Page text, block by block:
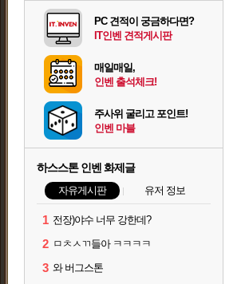
PC 견적이 궁금하다면?
IT인벤 견적게시판
매일매일,
인벤 출석체크!
주사위 굴리고 포인트!
인벤 마블
하스스톤 인벤 화제글
자유게시판 유저 정보
1 전장)야수 너무 강한데?
2 ㅁㅊㅅㄲ들아 ㅋㅋㅋㅋ
3 와 버그스톤